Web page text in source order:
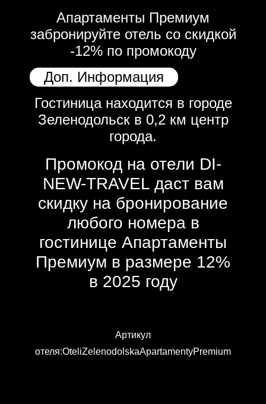
Апартаменты Премиум
забронируйте отель со скидкой
-12% по промокоду
Доп. Информация
Гостиница находится в городе
Зеленодольск в 0,2 км центр
города.
Промокод на отели DI-
NEW-TRAVEL даст вам
скидку на бронирование
любого номера в
гостинице Апартаменты
Премиум в размере 12%
в 2025 году
Артикул
отеля:OteliZelenodolskaApartamentyPremium